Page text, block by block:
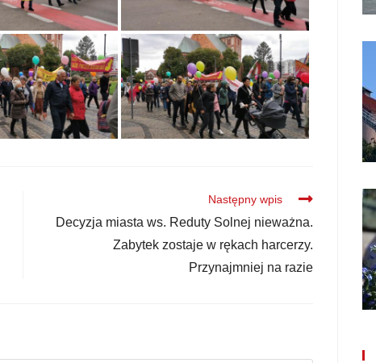
Następny wpis
Decyzja miasta ws. Reduty Solnej nieważna.
Zabytek zostaje w rękach harcerzy.
Przynajmniej na razie